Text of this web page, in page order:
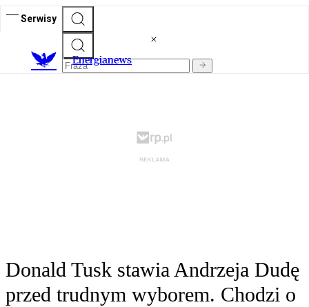
Serwisy
Energianews
Donald Tusk stawia Andrzeja Dudę
przed trudnym wyborem. Chodzi o